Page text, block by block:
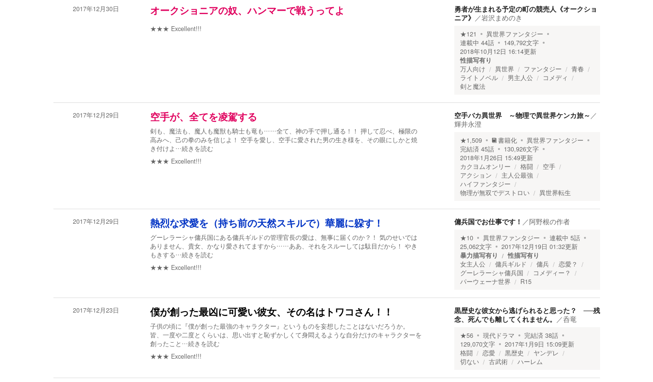
2017年12月30日 オークショニアの奴、ハンマーで戦うってよ
★★★ Excellent!!!
勇者が生まれる予定の町の競売人《オークショ
ニア》 ／岩沢まめのき
★121
異世界ファンタジー
連載中 44話 149,792文字
2018年10月12日 16:14更新
性描写有り
万人向け
異世界 ファンタジー
青春
ライトノベル
男主人公
コメディ
剣と魔法
2017年12月29日 空手が、全てを凌駕する
剣も、魔法も、魔人も魔獣も騎士も竜も……全て、神の手で押し通る！！ 押して忍べ、極限の
高みへ、己の拳のみを信じよ！ 空手を愛し、空手に愛された男の生き様を、その眼にしかと焼
き付けよ …続きを読む
★★★ Excellent!!!
空手バカ異世界 ～物理で異世界ケンカ旅～ ／
輝井永澄
★1,509 書籍化
異世界ファンタジー
完結済 45話 130,926文字
2018年1月26日 15:49更新
カクヨムオンリー
格闘
空手
アクション
主人公最強
ハイファンタジー
物理が無双でデストロい
異世界転生
2017年12月29日 熱烈な求愛を（持ち前の天然スキルで）華麗に躱す！
グーレラーシャ傭兵国にある傭兵ギルドの管理官長の愛は、無事に届くのか？！ 気のせいでは
ありません、貴女、かなり愛されてますから……ああ、それをスルーしては駄目だから！ やき
もきする…続きを読む
★★★ Excellent!!!
傭兵国でお仕事です！ ／阿野根の作者
★10 異世界ファンタジー 連載中 5話
25,062文字 2017年12月19日 01:32更新
暴力描写有り
性描写有り
女主人公
傭兵ギルド 傭兵
恋愛？
グーレラーシャ傭兵国
コメディー？
パーウェーナ世界
R15
2017年12月23日 僕が創った最凶に可愛い彼女、その名はトワコさん！！
子供の頃に『僕が創った最強のキャラクター』というものを妄想したことはないだろうか。
皆、一度や二度とくらいは、思い出すと恥ずかしくて身悶えるような自分だけのキャラクターを
創ったこと …続きを読む
★★★ Excellent!!!
黒歴史な彼女から逃げられると思った？ ──残
念、死んでも離してくれません。 ／呑竜
★56 現代ドラマ 完結済 38話
129,070文字 2017年1月9日 15:09更新
格闘
恋愛 黒歴史
ヤンデレ
切ない
古武術 ハーレム